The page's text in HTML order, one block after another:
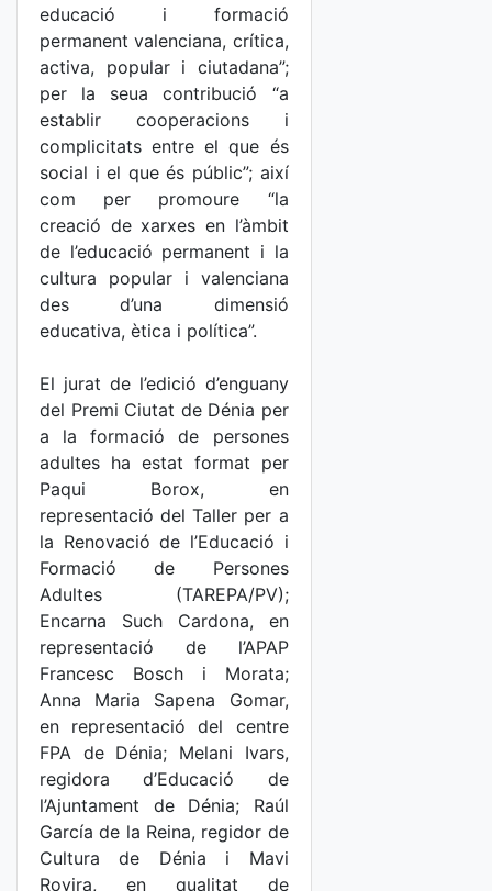
educació i formació
permanent valenciana, crítica,
activa, popular i ciutadana”;
per la seua contribució “a
establir cooperacions i
complicitats entre el que és
social i el que és públic”; així
com per promoure “la
creació de xarxes en l’àmbit
de l’educació permanent i la
cultura popular i valenciana
des d’una dimensió
educativa, ètica i política”.
El jurat de l’edició d’enguany
del Premi Ciutat de Dénia per
a la formació de persones
adultes ha estat format per
Paqui Borox, en
representació del Taller per a
la Renovació de l’Educació i
Formació de Persones
Adultes (TAREPA/PV);
Encarna Such Cardona, en
representació de l’APAP
Francesc Bosch i Morata;
Anna Maria Sapena Gomar,
en representació del centre
FPA de Dénia; Melani Ivars,
regidora d’Educació de
l’Ajuntament de Dénia; Raúl
García de la Reina, regidor de
Cultura de Dénia i Mavi
Rovira, en qualitat de